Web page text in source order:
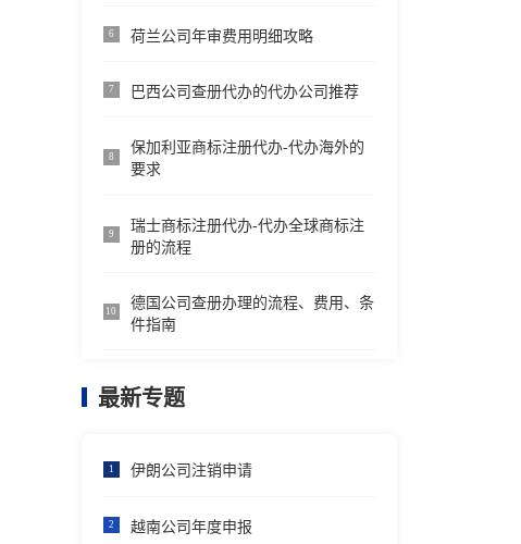
6 荷兰公司年审费用明细攻略
7 巴西公司查册代办的代办公司推荐
8
保加利亚商标注册代办-代办海外的
要求
9
瑞士商标注册代办-代办全球商标注
册的流程
10
德国公司查册办理的流程、费用、条
件指南
最新专题
1 伊朗公司注销申请
2 越南公司年度申报